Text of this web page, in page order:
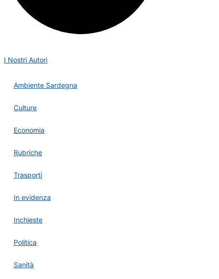
I Nostri Autori
Ambiente Sardegna
Culture
Economia
Rubriche
Trasporti
In evidenza
Inchieste
Politica
Sanità